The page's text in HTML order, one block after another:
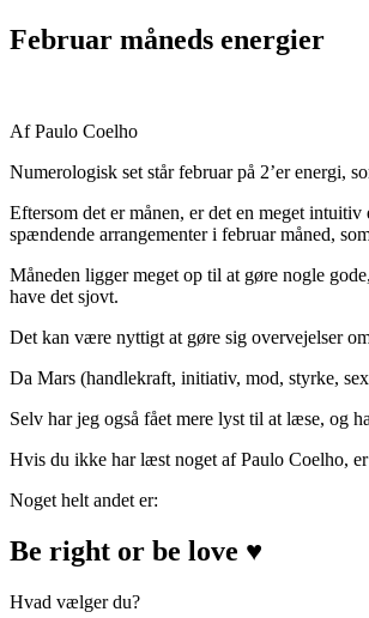
Februar måneds energier
Af Paulo Coelho
Numerologisk set står februar på 2’er energi,
Eftersom det er månen, er det en meget
spændende arrangementer i februar måned,
Måneden ligger meget op til at gøre nogle
have det sjovt.
Det kan være nyttigt at gøre sig overvejelser
Da Mars (handlekraft, initiativ, mod, styrke,
Selv har jeg også fået mere lyst til at læse, og
Hvis du ikke har læst noget af Paulo Coelho,
Noget helt andet er:
Be right or be love ♥
Hvad vælger du?